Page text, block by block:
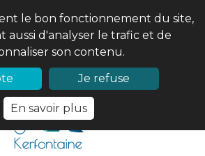
le bon fonctionnement du site,
aussi d'analyser le trafic et de
son contenu.
Je refuse
En savoir plus